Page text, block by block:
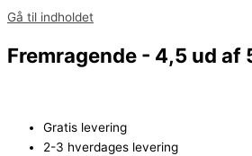
Gå til indholdet
Fremragende - 4,5 ud af
Gratis levering
2-3 hverdages levering